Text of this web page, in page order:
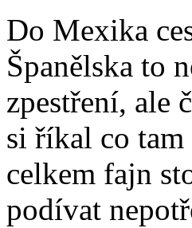
Do Mexika
Španělska to
zpestření, ale
si říkal co
celkem fajn
podívat